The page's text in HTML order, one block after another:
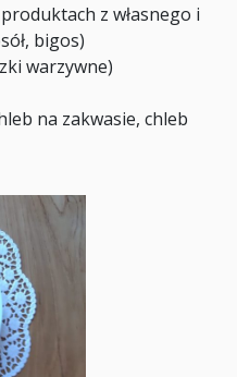
z własnego i
bigos)
warzywne)
na zakwasie, chleb